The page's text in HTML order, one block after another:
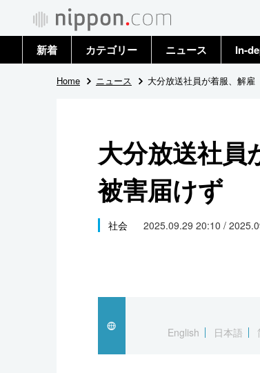
新着 カテゴリー
政治・外交
国際
社会
文化
スポーツ・東京2020
ニュース
トップ
In-
Home ニュース 大分放送社員が着服、解
大分放送社員
被害届けず
社会 2025.09.29 20:10 /
English
日本語